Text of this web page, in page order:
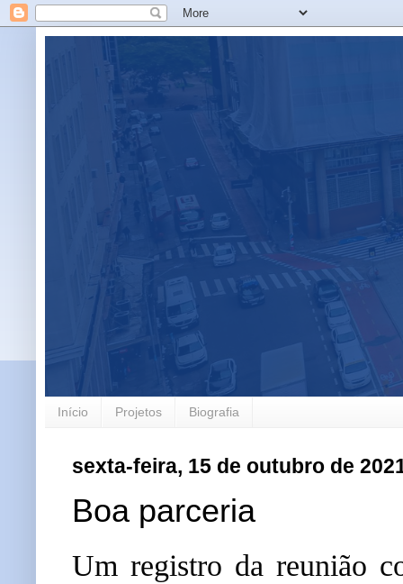
Início Projetos Biografia
sexta-feira, 15 de outubro de
Boa parceria
Um registro da reunião